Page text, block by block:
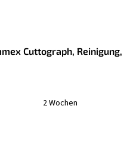
Cuttograph, Reinigung,
2 Wochen